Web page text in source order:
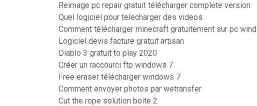
Reimage pc repair gratuit télécharger complete version
Quel logiciel pour telecharger des videos
Comment télécharger minecraft gratuitement sur pc
Logiciel devis facture gratuit artisan
Diablo 3 gratuit to play 2020
Créer un raccourci ftp windows 7
Free eraser télécharger windows 7
Comment envoyer photos par wetransfer
Cut the rope solution boite 2